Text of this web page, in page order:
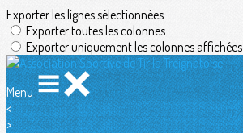
Exporter les lignes sélectionnées
Exporter toutes les colonnes
Exporter uniquement les colonnes affichées
Menu
<
>